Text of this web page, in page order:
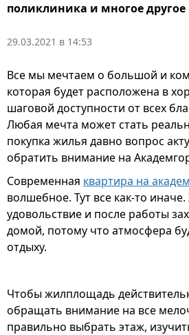
поликлиника и многое другое
29.03.2021 в 14:53
Все мы мечтаем о большой и
которая будет расположена в
шаговой доступности от всех
Любая мечта может стать
покупка жилья давно вопрос
обратить внимание на
Современная квартира на
волшебное. Тут все как-то
удовольствие и после работы
домой, потому что атмосфера
отдыху.
Чтобы жилплощадь
обращать внимание на все
правильно выбрать этаж,